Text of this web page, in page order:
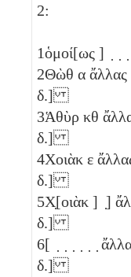
2:
1
2Θὼθ α
δ.]
3Ἁθὺρ κθ
δ.]
4Χοιὰκ ε
δ.]
5Χ̣[οιὰκ ] ̣]
δ.]
6[ ̣ ̣ ̣ ̣ ̣ ̣ ἄλλας
δ.]